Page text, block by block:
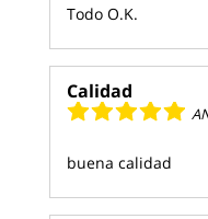
Todo O.K.
Calidad
buena calidad